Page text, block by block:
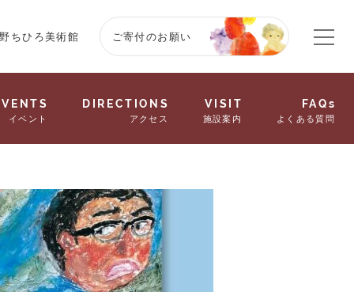
ちひろ美術館 ご寄付のお願い
イベント
DIRECTIONS
アクセス
VISIT
施設案内
FAQs
よくある質問